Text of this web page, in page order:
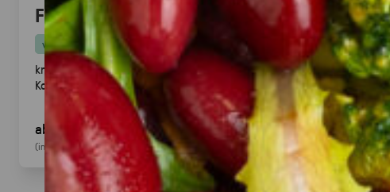
Falafel mit Tahini
vegan
knusprige Falafel aus Kichererbsen mit frischem
Koriander & Tahini.Fingerfood · ideal für Mezze &
Buffets
ab 25,00 € für 20 Stück
(inkl. MwSt.)